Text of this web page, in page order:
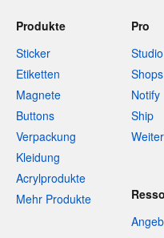
Produkte
Sticker
Etiketten
Magnete
Buttons
Verpackung
Kleidung
Acrylprodukte
Mehr Produkte
Pro
Studio
Shops
Notify
Ship